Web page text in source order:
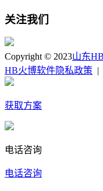
关注我们
Copyright © 2023山东
HB火博软件隐私政策
获取方案
电话咨询
电话咨询